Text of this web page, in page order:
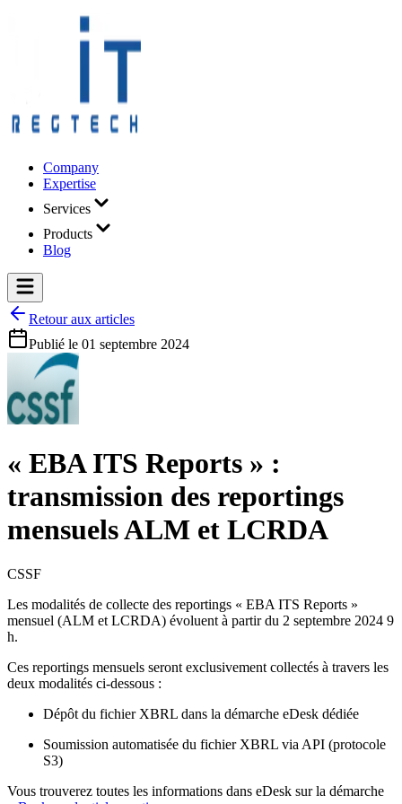
Company
Expertise
Services
Products
Blog
Retour aux articles
Publié le 01 septembre 2024
« EBA ITS Reports » :
transmission des reportings
mensuels ALM et LCRDA
CSSF
Les modalités de collecte des reportings « EBA ITS Reports »
mensuel (ALM et LCRDA) évoluent à partir du 2 septembre 2024 9
h.
Ces reportings mensuels seront exclusivement collectés à travers les
deux modalités ci-dessous :
Dépôt du fichier XBRL dans la démarche eDesk dédiée
Soumission automatisée du fichier XBRL via API (protocole
S3)
Vous trouverez toutes les informations dans eDesk sur la démarche